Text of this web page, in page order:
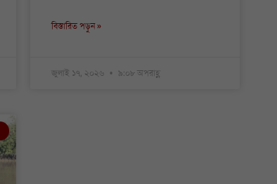
বিস্তারিত পড়ুন »
জুলাই ১৭, ২০২৬ ৯:০৮ অপরাহ্ণ